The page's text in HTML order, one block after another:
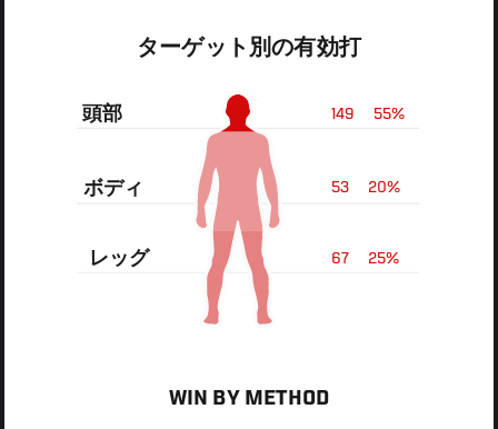
ターゲット別の有効打
55%
149
頭部
20%
53
ボディ
25%
67
レッグ
WIN BY METHOD